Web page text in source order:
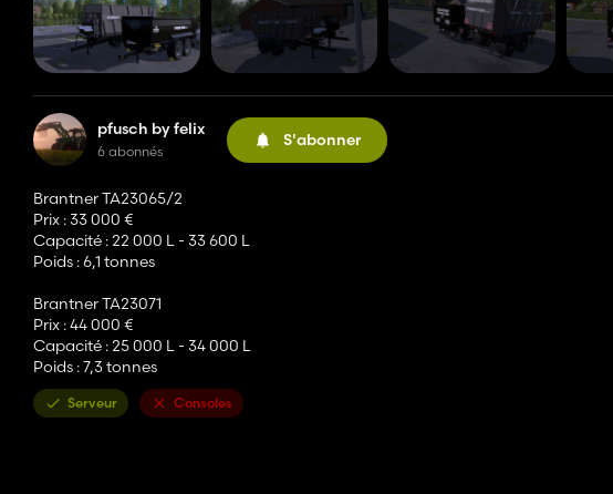
pfusch by felix
6 abonnés
S'abonner
Brantner TA23065/2
Prix ​​: 33 000 €
Capacité : 22 000 L - 33 600 L
Poids : 6,1 tonnes
Brantner TA23071
Prix ​​: 44 000 €
Capacité : 25 000 L - 34 000 L
Poids : 7,3 tonnes
Serveur Consoles